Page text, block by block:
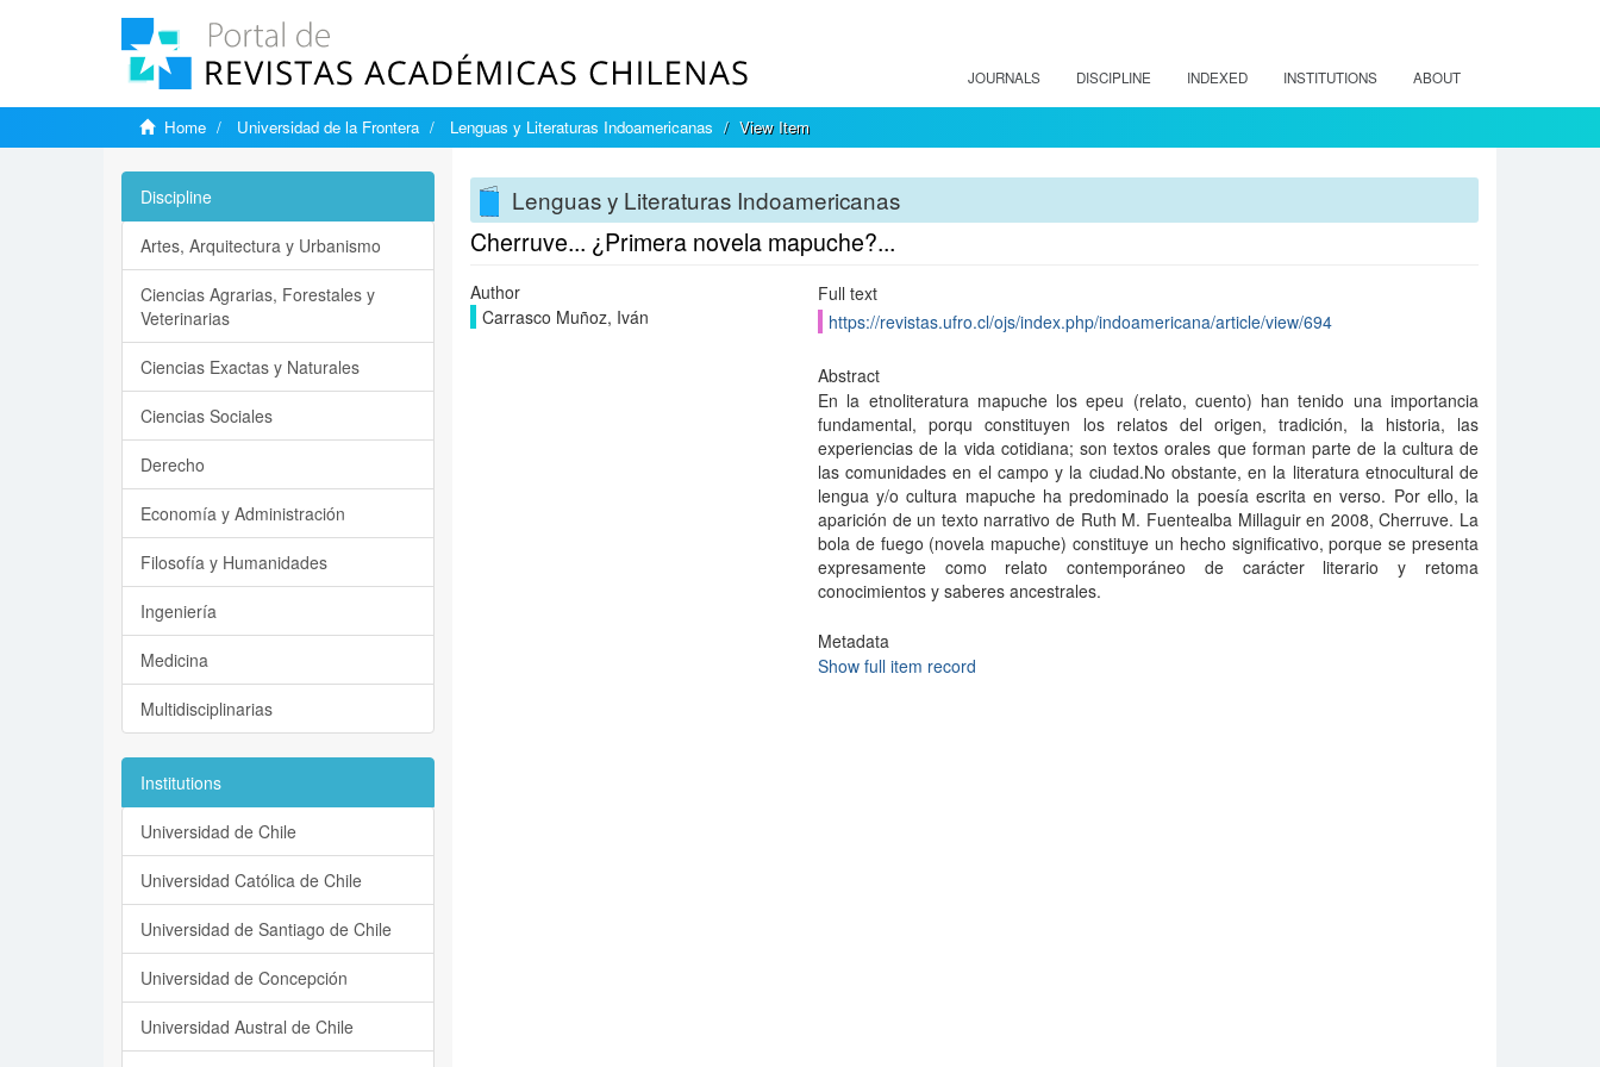
JOURNALS DISCIPLINE INDEXED INSTITUTIONS ABOUT
Home Universidad de la Frontera Lenguas y Literaturas Indoamericanas View Item
Lenguas y Literaturas Indoamericanas
Cherruve... ¿Primera novela mapuche?...
Author
Carrasco Muñoz, Iván
Full text
https://revistas.ufro.cl/ojs/index.php/indoamericana/article/view/694
Abstract
En la etnoliteratura mapuche los epeu (relato, cuento) han tenido una importancia
fundamental, porqu constituyen los relatos del origen, tradición, la historia, las
experiencias de la vida cotidiana; son textos orales que forman parte de la cultura de
las comunidades en el campo y la ciudad.No obstante, en la literatura etnocultural de
lengua y/o cultura mapuche ha predominado la poesía escrita en verso. Por ello, la
aparición de un texto narrativo de Ruth M. Fuentealba Millaguir en 2008, Cherruve. La
bola de fuego (novela mapuche) constituye un hecho significativo, porque se presenta
expresamente como relato contemporáneo de carácter literario y retoma
conocimientos y saberes ancestrales.
Metadata
Show full item record
Discipline
Artes, Arquitectura y Urbanismo
Ciencias Agrarias, Forestales y
Veterinarias
Ciencias Exactas y Naturales
Ciencias Sociales
Derecho
Economía y Administración
Filosofía y Humanidades
Ingeniería
Medicina
Multidisciplinarias
Institutions
Universidad de Chile
Universidad Católica de Chile
Universidad de Santiago de Chile
Universidad de Concepción
Universidad Austral de Chile